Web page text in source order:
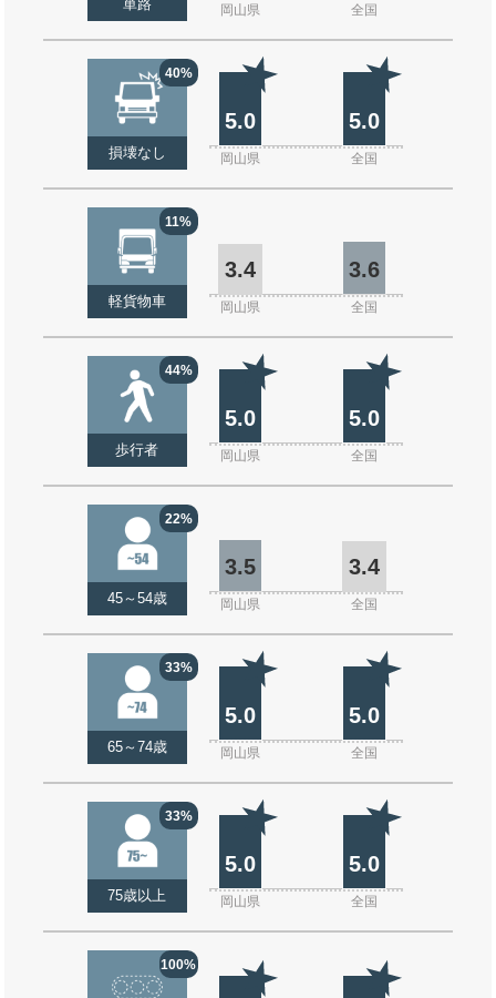
単路 岡山県 全国
40%
損壊なし
5.0 5.0
岡山県 全国
11%
軽貨物車
3.4 3.6
岡山県 全国
44%
歩行者
5.0 5.0
岡山県 全国
22%
45～54歳
3.5 3.4
岡山県 全国
33%
65～74歳
5.0 5.0
岡山県 全国
33%
75歳以上
5.0 5.0
岡山県 全国
100%